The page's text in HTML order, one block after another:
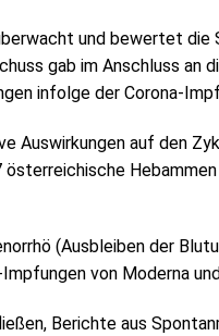
und bewertet
gab im Anschluss an
infolge der Corona-
Auswirkungen auf den
österreichische
(Ausbleiben der
von Moderna
Berichte aus